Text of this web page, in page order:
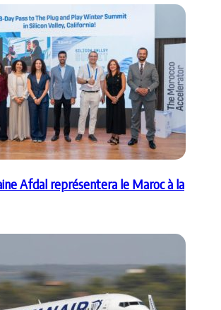
Afdal représentera le Maroc à la